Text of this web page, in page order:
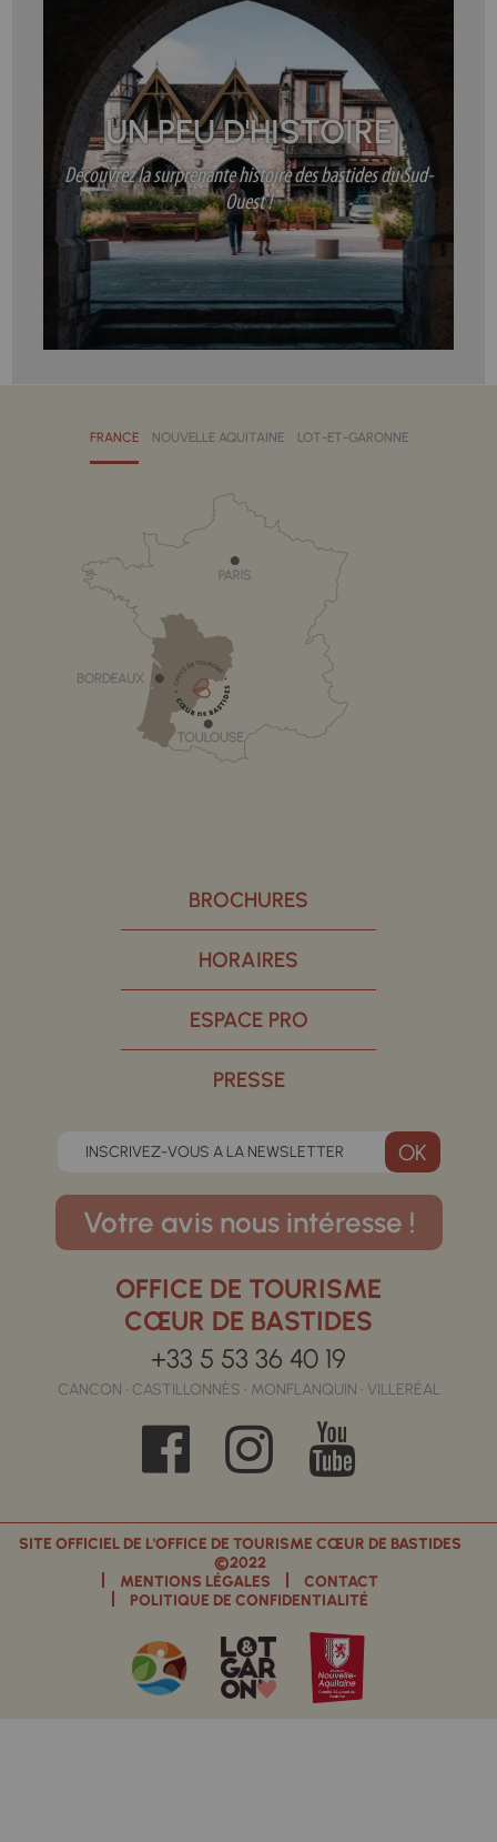
UN PEU D'HISTOIRE
Découvrez la surprenante histoire des bastides du Sud-
Ouest !
FRANCE NOUVELLE AQUITAINE LOT-ET-GARONNE
BROCHURES
HORAIRES
ESPACE PRO
PRESSE
INSCRIVEZ-VOUS A LA NEWSLETTER
Votre avis nous intéresse !
OFFICE DE TOURISME
CŒUR DE BASTIDES
+33 5 53 36 40 19
CANCON • CASTILLONNÈS • MONFLANQUIN • VILLERÉAL
SITE OFFICIEL DE L'OFFICE DE TOURISME CŒUR DE BASTIDES
©2022
MENTIONS LÉGALES
CONTACT
POLITIQUE DE CONFIDENTIALITÉ